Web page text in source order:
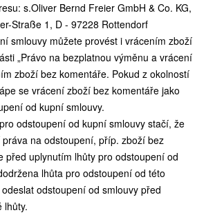
s.Oliver Bernd Freier GmbH & Co. KG,
Straße 1, D - 97228 Rottendorf
smlouvy můžete provést i vrácením zboží
„Právo na bezplatnou výměnu a vrácení
zboží bez komentáře. Pokud z okolností
se vrácení zboží bez komentáře jako
od kupní smlouvy.
odstoupení od kupní smlouvy stačí, že
na odstoupení, příp. zboží bez
před uplynutím lhůty pro odstoupení od
lhůta pro odstoupení od této
odstoupení od smlouvy před
lhůty.